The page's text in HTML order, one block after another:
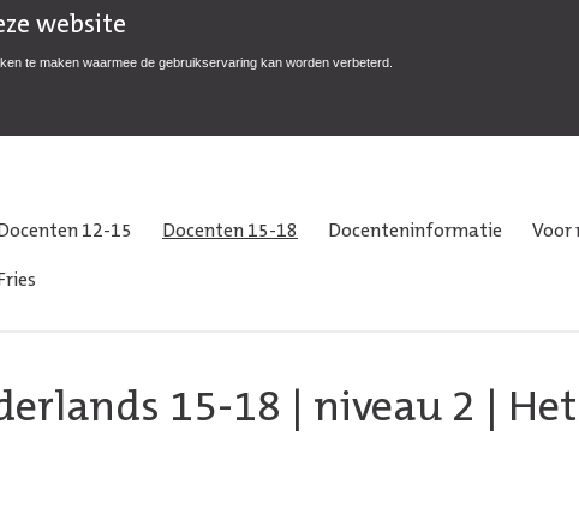
website
te maken waarmee de gebruikservaring kan worden verbeterd.
Docenten 12-15 Docenten 15-18 Docenteninformatie Voor
Fries
15-18 niveau 2 |